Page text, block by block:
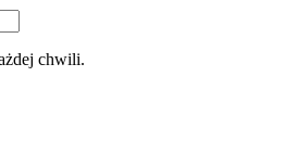
chwili.